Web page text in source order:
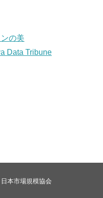
の美
Data Tribune
本市場規模協会